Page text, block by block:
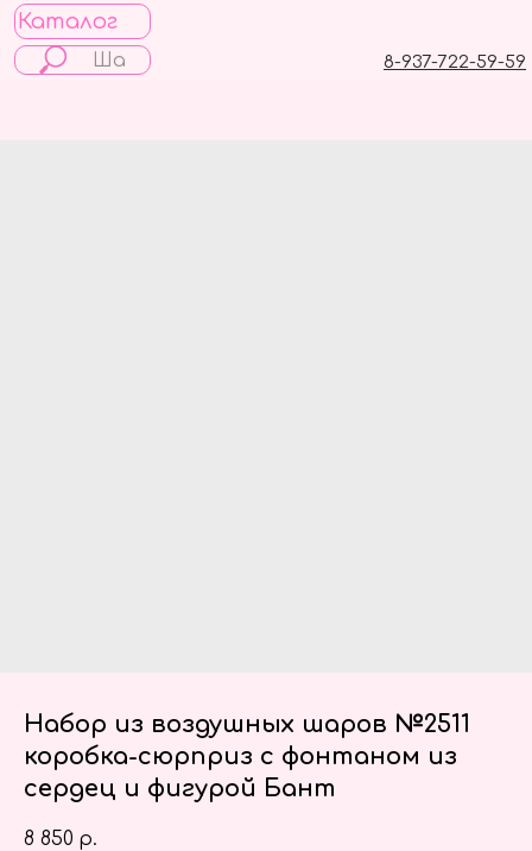
Каталог
8-937-722-59-59
Набор из воздушных шаров №2511
коробка-сюрприз с фонтаном из
сердец и фигурой Бант
8 850 р.